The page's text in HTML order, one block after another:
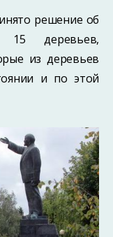
решение об
деревьев,
из деревьев
и по этой